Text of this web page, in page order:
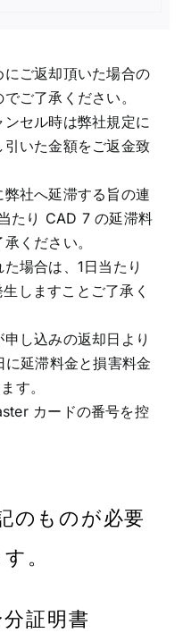
ご返却頂いた場合の
ご了承ください。
セル時は弊社規定に
いた金額をご返金致
社へ延滞する旨の連
たり CAD 7 の延滞料
ください。
場合は、1日当たり
しますことご了承く
し込みの返却日より
延滞料金と損害料金
す。
カードの番号を控
のものが必要
。
分証明書